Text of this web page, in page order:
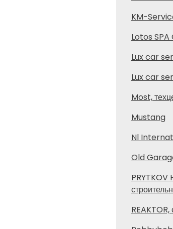
KM-
Lotos SPA
Lux car
Lux car
Most,
Mustang
Nl
Old
PRYTKOV
REAKTOR,